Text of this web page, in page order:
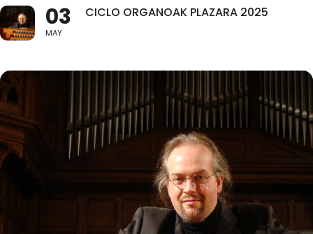
03
MAY
CICLO ORGANOAK PLAZARA 2025